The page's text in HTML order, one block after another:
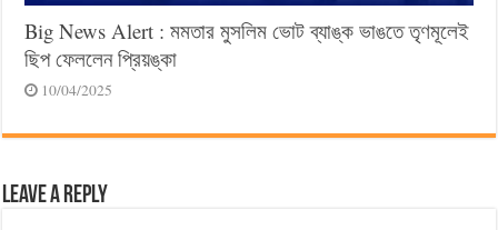
Big News Alert : মমতার মুসলিম ভোট ব্যাঙ্ক ভাঙতে তৃণমূলেই
ছিপ ফেললেন প্রিয়ঙ্কা
10/04/2025
Leave a Reply